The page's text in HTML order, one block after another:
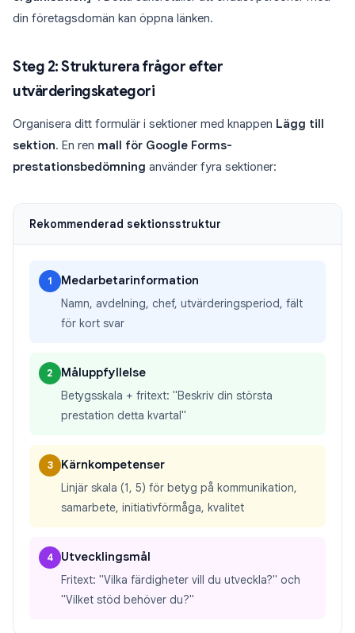
din företagsdomän kan öppna länken.
Steg 2: Strukturera frågor efter
utvärderingskategori
Organisera ditt formulär i sektioner med knappen Lägg till
sektion. En ren mall för Google Forms-
prestationsbedömning använder fyra sektioner:
Rekommenderad sektionsstruktur
1
Medarbetarinformation
Namn, avdelning, chef, utvärderingsperiod, fält
för kort svar
2
Måluppfyllelse
Betygsskala + fritext: "Beskriv din största
prestation detta kvartal"
3
Kärnkompetenser
Linjär skala (1, 5) för betyg på kommunikation,
samarbete, initiativförmåga, kvalitet
4
Utvecklingsmål
Fritext: "Vilka färdigheter vill du utveckla?" och
"Vilket stöd behöver du?"